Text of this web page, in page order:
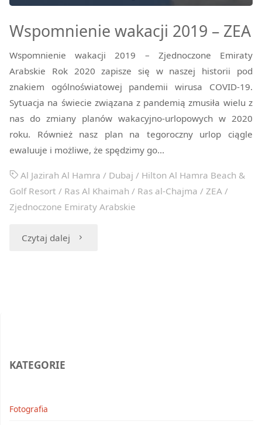
Wspomnienie wakacji 2019 – ZEA
Wspomnienie wakacji 2019 – Zjednoczone Emiraty
Arabskie Rok 2020 zapisze się w naszej historii pod
znakiem ogólnoświatowej pandemii wirusa COVID-19.
Sytuacja na świecie związana z pandemią zmusiła wielu z
nas do zmiany planów wakacyjno-urlopowych w 2020
roku. Również nasz plan na tegoroczny urlop ciągle
ewaluuje i możliwe, że spędzimy go…
Al Jazirah Al Hamra / Dubaj / Hilton Al Hamra Beach &
Golf Resort / Ras Al Khaimah / Ras al-Chajma /ZEA /
Zjednoczone Emiraty Arabskie
Czytaj dalej "Wspomnienie
KATEGORIE
Fotografia